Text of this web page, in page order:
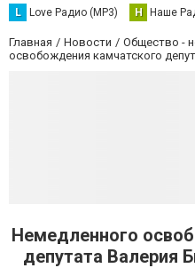
L Love Радио (MP3) Н Наше
Главная Новости Общество -
освобождения камчатского
Немедленного
депутата Валерия